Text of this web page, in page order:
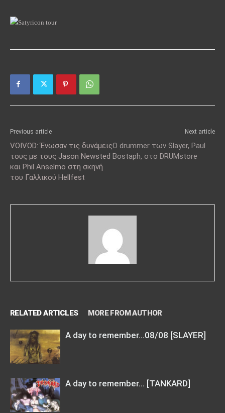
Previous article
VOIVOD: Ένωσαν τις δυνάμεις
τους με τους Jason Newsted
και Phil Anselmo στη σκηνή
του Γαλλικού Hellfest
Next article
Ο drummer των Slayer, Paul
Bostaph, στο DRUMstore
RELATED ARTICLES MORE FROM AUTHOR
A day to remember…08/08 [SLAYER]
A day to remember… [TANKARD]